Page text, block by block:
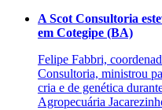
A Scot Consultoria
em Cotegipe (BA)
Felipe Fabbri,
Consultoria, ministrou
cria e de genética
Agropecuária